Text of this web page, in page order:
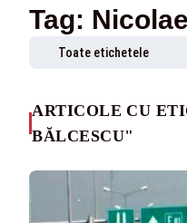
Tag:
Toate etichetele
ARTICOLE CU
BĂLCESCU"